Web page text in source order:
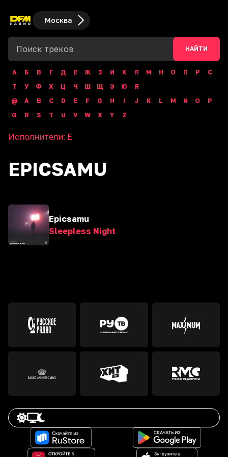
Москва
НАЙТИ
А Б В Г Д Е Ж З И К Л М Н О П Р
С
Т
У Ф Х Ц Ч Ш Щ Э Ю
Я
@
A B C D E F G H I J K L M N O
P
Q
R S T U V W X Y Z
Исполнители: E
EPICSAMU
Epicsamu
Sleepless Night